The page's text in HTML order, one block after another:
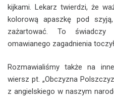
kijkami. Lekarz twierdzi, że
kolorową apaszkę pod
zażartować. To
omawianego zagadnienia
Rozmawialiśmy także na
wiersz pt. „Obczyzna
z angielskiego w naszym